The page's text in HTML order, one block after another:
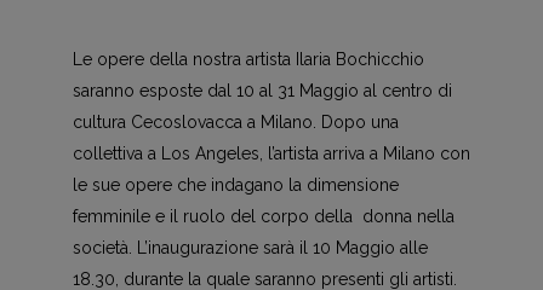
Le opere della nostra artista Ilaria Bochicchio
saranno esposte dal 10 al 31 Maggio al centro di
cultura Cecoslovacca a Milano. Dopo una
collettiva a Los Angeles, l’artista arriva a Milano con
le sue opere che indagano la dimensione
femminile e il ruolo del corpo della donna nella
società. L’inaugurazione sarà il 10 Maggio alle
18.30, durante la quale saranno presenti gli artisti.